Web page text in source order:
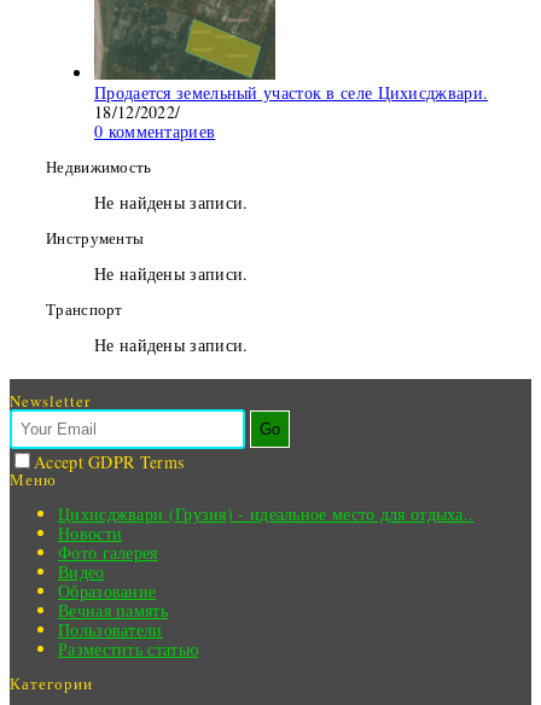
Продается земельный участок в селе Цихисджвари.
18/12/2022/
0 комментариев
Недвижимость
Не найдены записи.
Инструменты
Не найдены записи.
Транспорт
Не найдены записи.
Newsletter
Go
Accept GDPR Terms
Меню
Цихисджвари (Грузия) - идеальное место для отдыха..
Новости
Фото галерея
Видео
Образование
Вечная память
Пользователи
Разместить статью
Категории